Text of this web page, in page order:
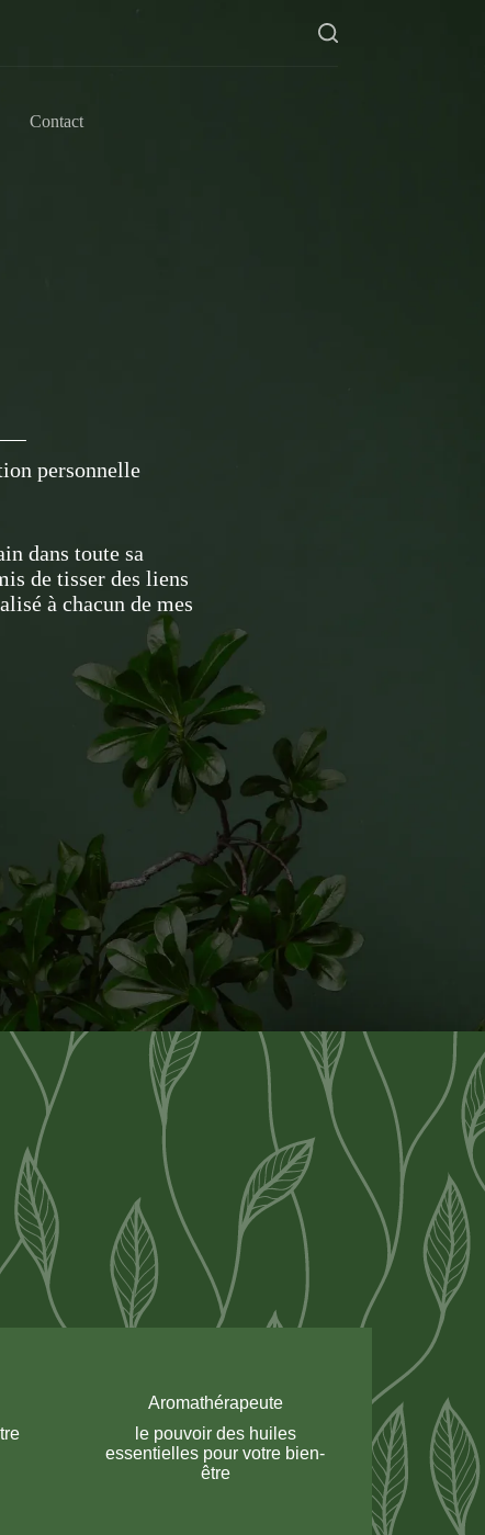
Contact
personnelle
dans toute sa
de tisser des liens
à chacun de mes
Aromathérapeute
le pouvoir des huiles
essentielles pour votre bien-
être